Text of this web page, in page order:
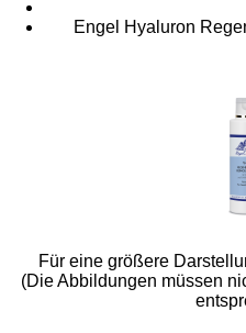
Engel Hyaluron
Für eine größere
(Die Abbildungen müssen